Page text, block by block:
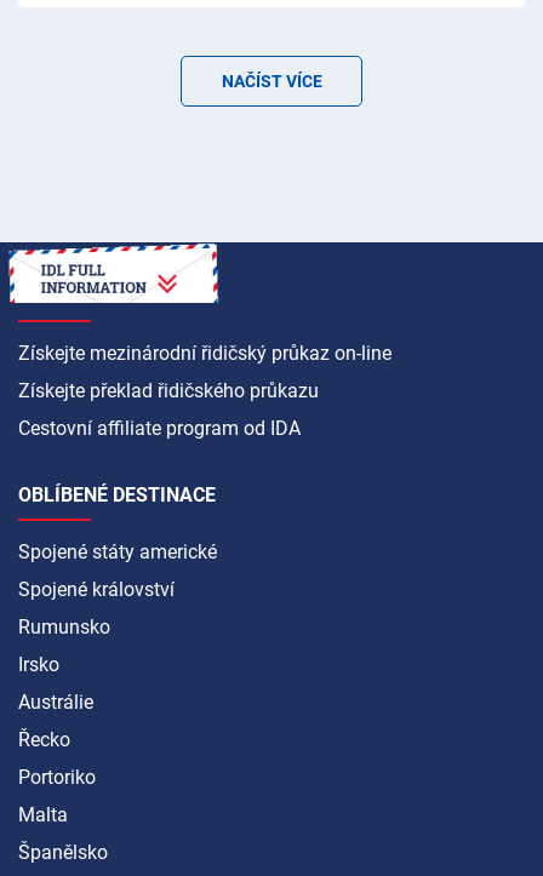
NAČÍST VÍCE
JAK NA TO
Získejte mezinárodní řidičský průkaz on-line
Získejte překlad řidičského průkazu
Cestovní affiliate program od IDA
OBLÍBENÉ DESTINACE
Spojené státy americké
Spojené království
Rumunsko
Irsko
Austrálie
Řecko
Portoriko
Malta
Španělsko